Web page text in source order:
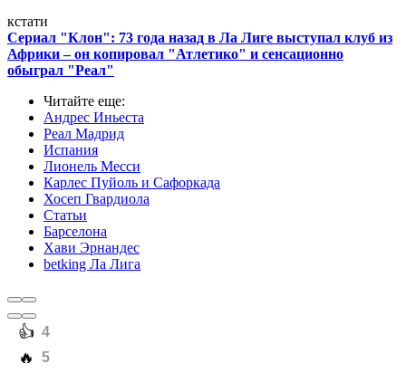
кстати
Сериал "Клон": 73 года назад в Ла Лиге выступал клуб из
Африки – он копировал "Атлетико" и сенсационно
обыграл "Реал"
Читайте еще:
Андрес Иньеста
Реал Мадрид
Испания
Лионель Месси
Карлес Пуйоль и Сафоркада
Хосеп Гвардиола
Статьи
Барселона
Хави Эрнандес
betking Ла Лига
️👍 4
️🔥 5